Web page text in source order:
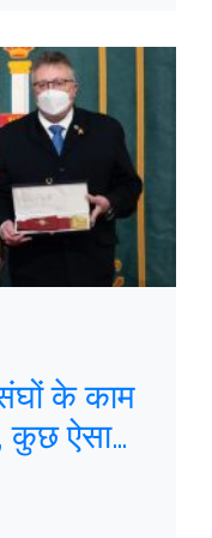
के काम
कुछ ऐसा
मनाया